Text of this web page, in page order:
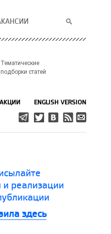
Тематические
подборки статей
ENGLISH VERSION
и реализации
здесь